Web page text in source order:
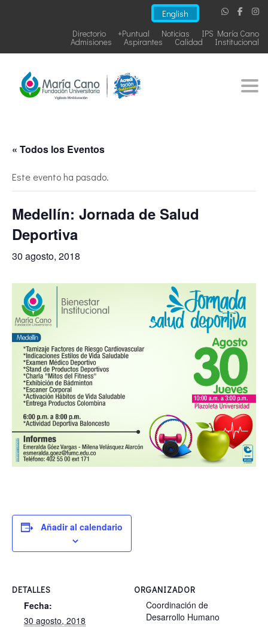
English
IPS María Cano
Noticias
+Puntual
Directorio
Institucional
Calidad
Aspirantes
Admisiones
« Todos los Eventos
Este evento ha pasado.
Medellín: Jornada de Salud
Deportiva
30 agosto, 2018
Añadir al calendario
DETALLES
Fecha:
30 agosto, 2018
ORGANIZADOR
Coordinación de
Desarrollo Humano